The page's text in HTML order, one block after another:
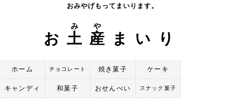
おみやげもってまいります。
お 土
み
産
や
まいり
ホーム チョコレート 焼き菓子 ケーキ
キャンディ 和菓子 おせんべい スナック菓子